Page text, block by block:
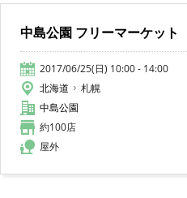
中島公園 フリーマーケット
2017/06/25(日) 10:00 - 14:00
北海道
札幌
中島公園
約100店
屋外